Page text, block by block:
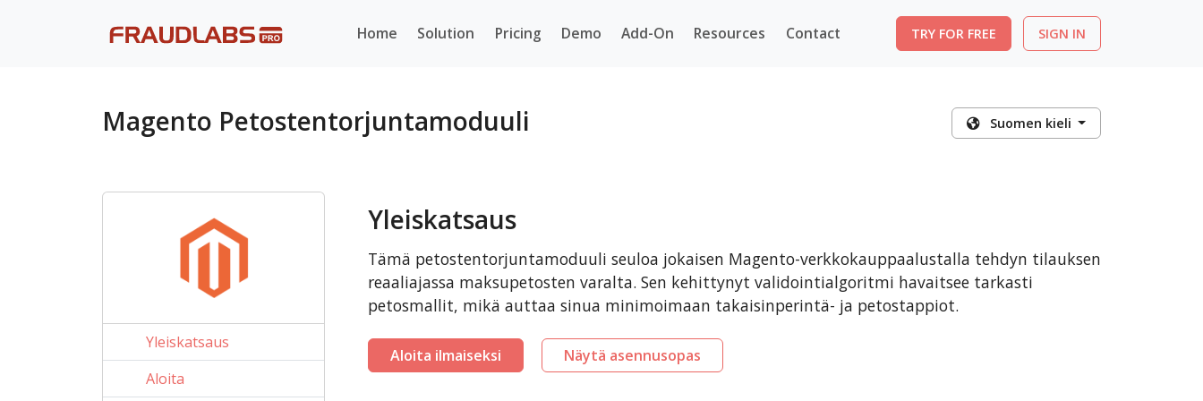
Home Solution Pricing Demo Add-On Resources Contact TRY FOR FREE SIGN IN
Magento Petostentorjuntamoduuli Suomen kieli
Yleiskatsaus
Aloita
Yleiskatsaus
Tämä petostentorjuntamoduuli seuloa jokaisen Magento-verkkokauppaalustalla tehdyn tilauksen
reaaliajassa maksupetosten varalta. Sen kehittynyt validointialgoritmi havaitsee tarkasti
petosmallit, mikä auttaa sinua minimoimaan takaisinperintä- ja petostappiot.
Aloita ilmaiseksi Näytä asennusopas